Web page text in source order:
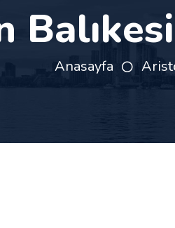
Anasayfa